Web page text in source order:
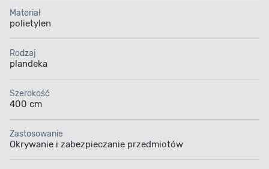
Materiał
polietylen
Rodzaj
plandeka
Szerokość
400 cm
Zastosowanie
Okrywanie i zabezpieczanie przedmiotów